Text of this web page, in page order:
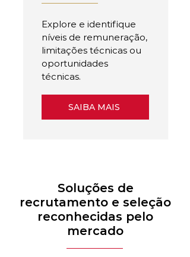
Explore e identifique
níveis de remuneração,
limitações técnicas ou
oportunidades
técnicas.
SAIBA MAIS
Soluções de
recrutamento e seleção
reconhecidas pelo
mercado